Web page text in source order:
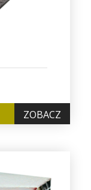
ZOBACZ